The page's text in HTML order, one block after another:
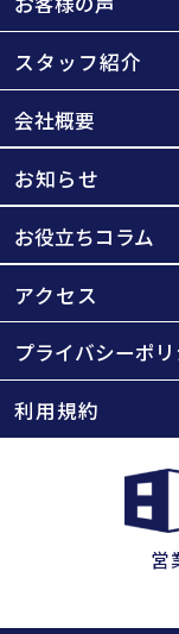
スタッフ紹介
会社概要
お知らせ
お役立ちコラム
アクセス
プライバシーポ
利用規約
営